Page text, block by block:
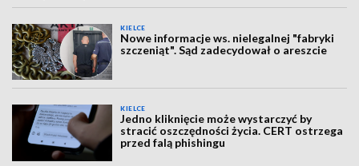
KIELCE
Nowe informacje ws. nielegalnej "fabryki
szczeniąt". Sąd zadecydował o areszcie
KIELCE
Jedno kliknięcie może wystarczyć by
stracić oszczędności życia. CERT ostrzega
przed falą phishingu